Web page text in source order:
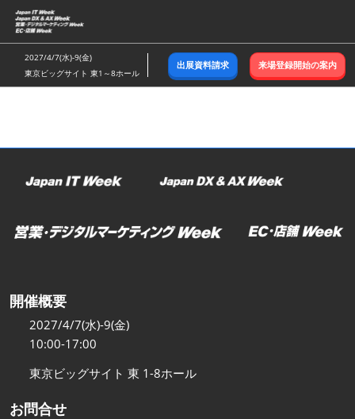
ス
キ
ッ
し
む
2027/4/7(水)-9(金)
東京ビッグサイト 東1～8ホール
出展資料請求 来場登録開始の案内
開催概要
2027/4/7(水)-9(金)
10:00-17:00
東京ビッグサイト 東 1-8ホール
お問合せ